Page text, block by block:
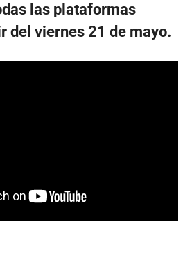
las plataformas
del viernes 21 de mayo.